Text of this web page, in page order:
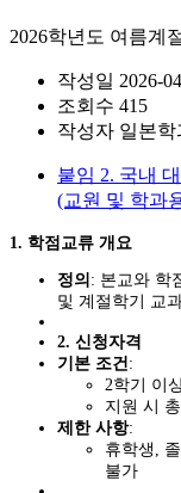
2026학년도 여름계
작성일 2026-
조회수 415
작성자 일본학
붙임 2. 국내
(교원 및 학과
1. 학점교류 개요
정의 : 본교와 학
및 계절학기 교
2. 신청자격
기본 조건:
2학기 이
지원 시
제한 사항:
휴학생,
불가